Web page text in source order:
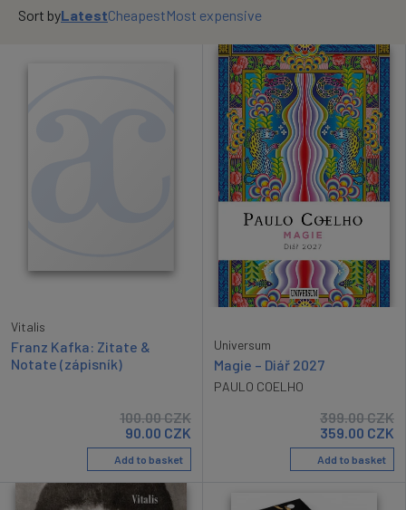
Sort byLatestCheapestMost expensive
Vitalis
Franz Kafka: Zitate &
Notate (zápisník)
100.00CZK
90.00 CZK
Add to basket
Universum
Magie – Diář 2027
PAULO COELHO
399.00CZK
359.00 CZK
Add to basket